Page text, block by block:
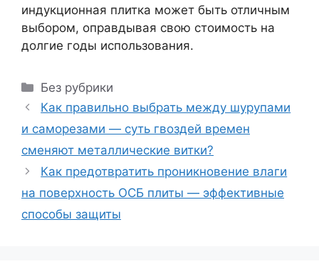
индукционная плитка может быть отличным
выбором, оправдывая свою стоимость на
долгие годы использования.
Рубрики
Без рубрики
Как правильно выбрать между шурупами
и саморезами — суть гвоздей времен
сменяют металлические витки?
Как предотвратить проникновение влаги
на поверхность ОСБ плиты — эффективные
способы защиты